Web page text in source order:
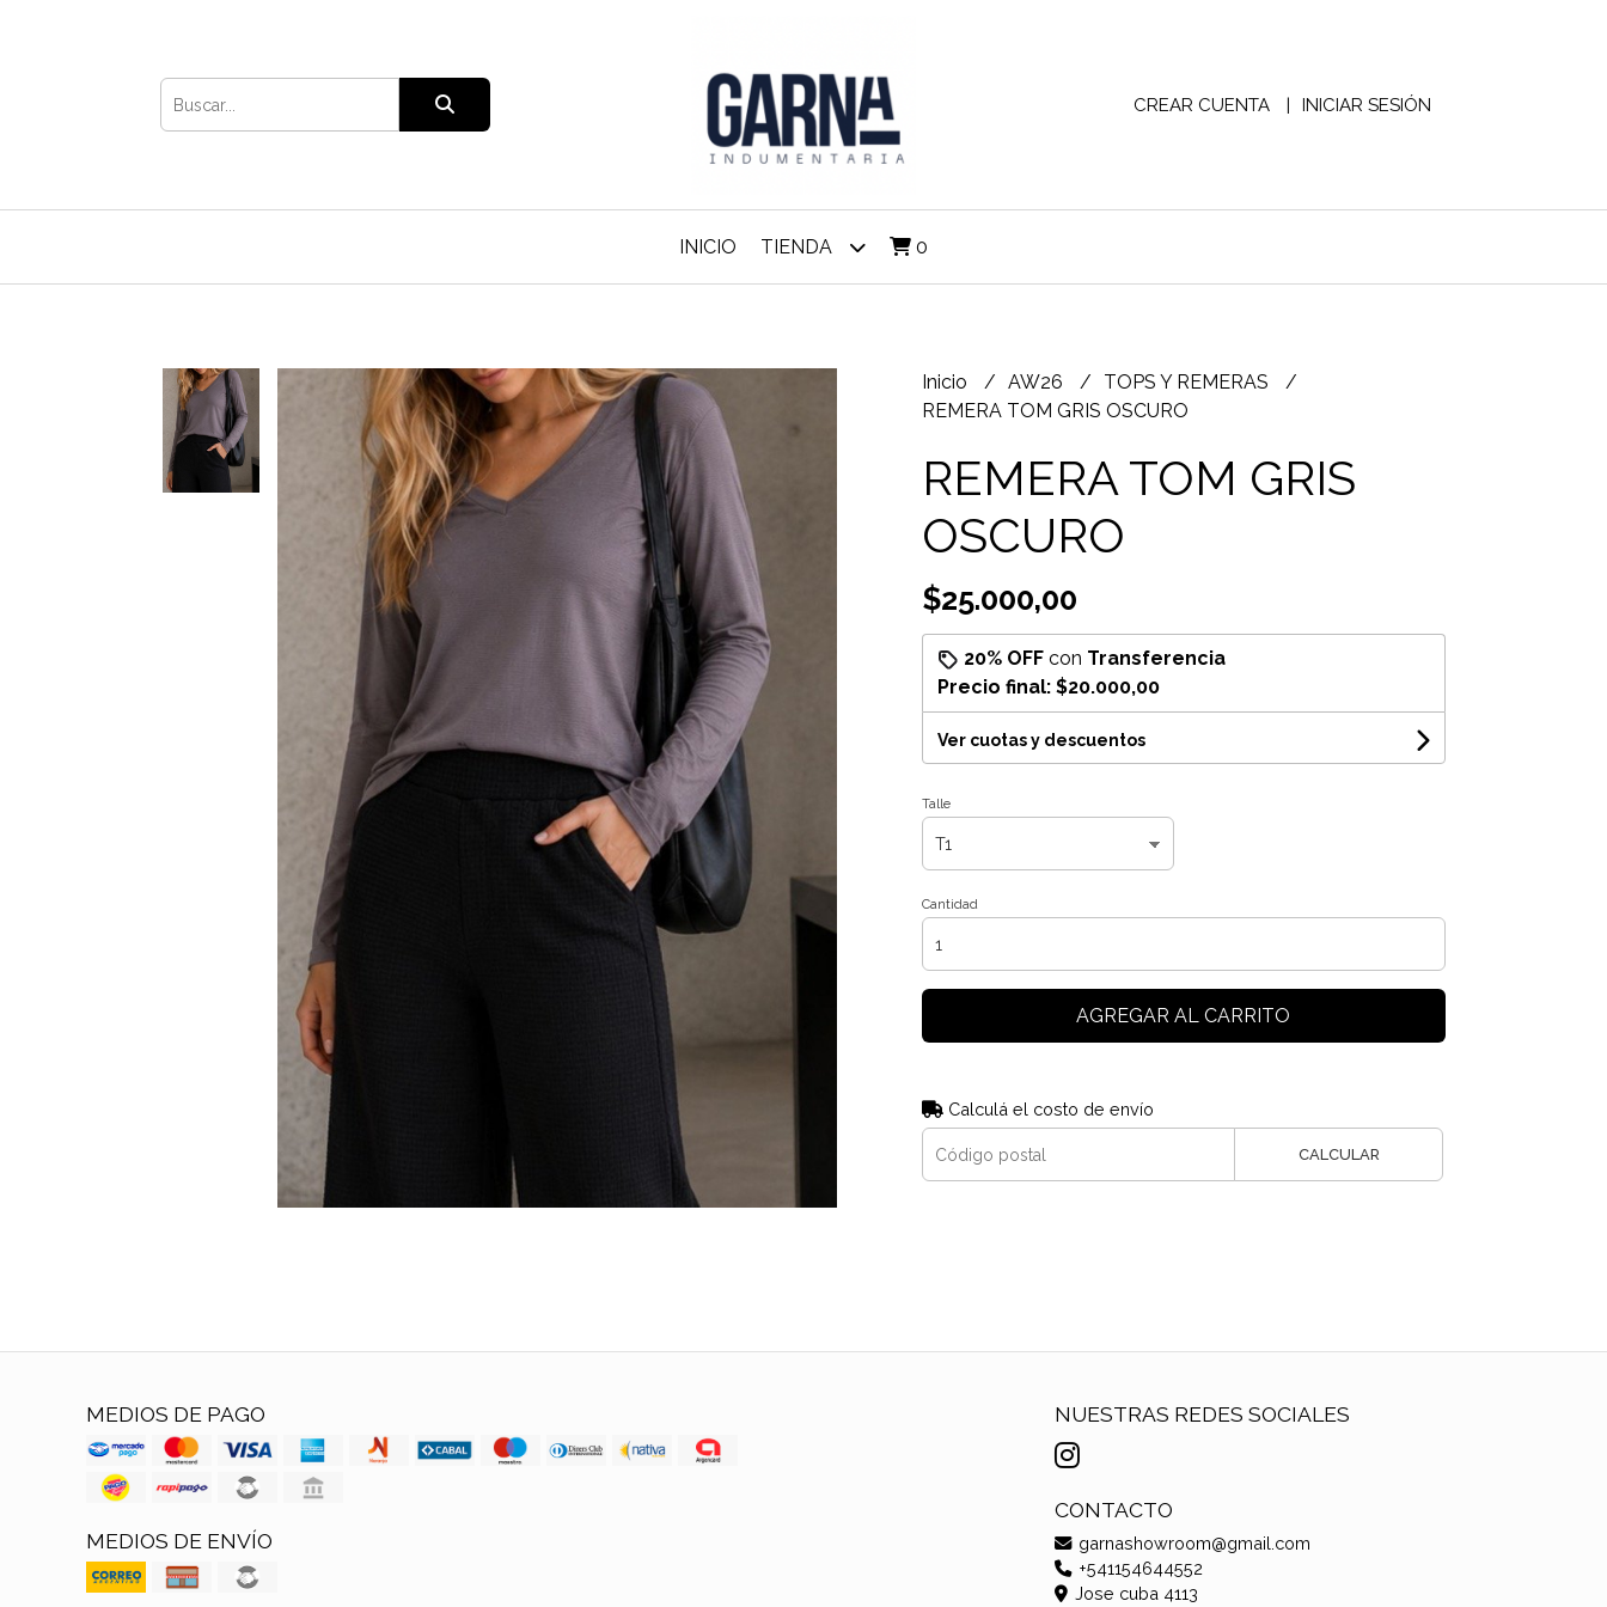
CREAR CUENTA INICIAR SESIÓN
INICIO TIENDA 0
Inicio AW26
TOPS Y REMERAS
REMERA TOM GRIS OSCURO
REMERA TOM GRIS
OSCURO
$25.000,00
20% OFFcon Transferencia
Precio final: $20.000,00
Ver cuotas y descuentos
Talle
Cantidad
AGREGAR AL CARRITO
Calculá el costo de envío
CALCULAR
MEDIOS DE PAGO
MEDIOS DE ENVÍO
NUESTRAS REDES SOCIALES
CONTACTO
garnashowroom@gmail.com
+541154644552
Jose cuba 4113